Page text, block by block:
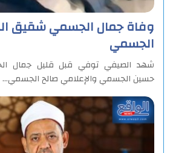
وفاة جمال الجسمي شقيق
الجسمي
شهد الصيفي توفي قبل قليل جمال
حسين الجسمي والإعلامي صالح الجسمي…